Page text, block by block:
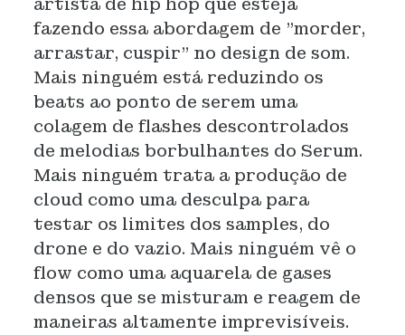
fazendo essa abordagem de "morder,
arrastar, cuspir" no design de som.
Mais ninguém está reduzindo os
beats ao ponto de serem uma
colagem de flashes descontrolados
de melodias borbulhantes do Serum.
Mais ninguém trata a produção de
cloud como uma desculpa para
testar os limites dos samples, do
drone e do vazio. Mais ninguém vê o
flow como uma aquarela de gases
densos que se misturam e reagem de
maneiras altamente imprevisíveis.